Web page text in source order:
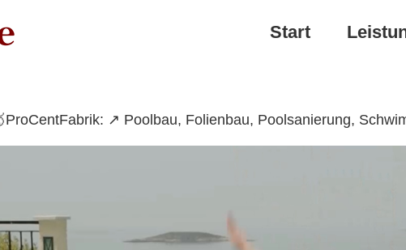
Start
↗️ Poolbau, Folienbau, Poolsanierung,